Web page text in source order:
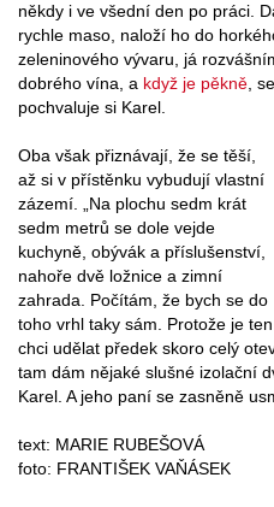
někdy i ve všední den po práci.
rychle maso, naloží ho do
zeleninového vývaru, já
dobrého vína, a když je pěkně,
pochvaluje si Karel.
Oba však přiznávají, že se těší,
až si v přístěnku vybudují vlastní
zázemí. „Na plochu sedm krát
sedm metrů se dole vejde
kuchyně, obývák a příslušenství,
nahoře dvě ložnice a zimní
zahrada. Počítám, že bych se do
toho vrhl taky sám. Protože je
chci udělat předek skoro celý
tam dám nějaké slušné izolační
Karel. A jeho paní se zasněně
text: MARIE RUBEŠOVÁ
foto: FRANTIŠEK VAŇÁSEK